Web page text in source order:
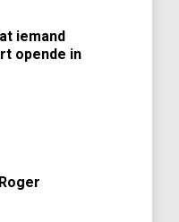
iemand
opende in